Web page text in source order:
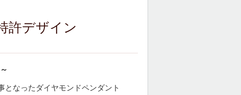
許デザイン
となったダイヤモンドペンダント